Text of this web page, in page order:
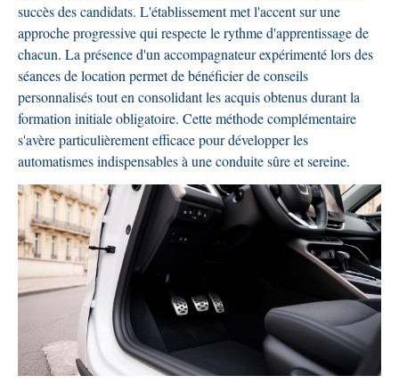
succès des candidats. L'établissement met l'accent sur une
approche progressive qui respecte le rythme d'apprentissage de
chacun. La présence d'un accompagnateur expérimenté lors des
séances de location permet de bénéficier de conseils
personnalisés tout en consolidant les acquis obtenus durant la
formation initiale obligatoire. Cette méthode complémentaire
s'avère particulièrement efficace pour développer les
automatismes indispensables à une conduite sûre et sereine.